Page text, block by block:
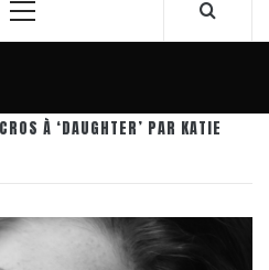
Menu
À ‘DAUGHTER’ PAR KATIE